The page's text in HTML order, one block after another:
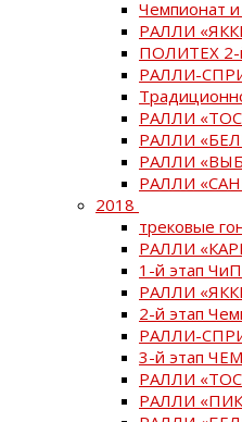
Чемпионат
РАЛЛИ
ПОЛИТЕХ 2-й
РАЛЛИ-
РАЛЛИ
РАЛЛИ
РАЛЛИ
РАЛЛИ
2018
трековые
РАЛЛИ
1-й этап
РАЛЛИ
2-й этап
РАЛЛИ-
3-й этап
РАЛЛИ
РАЛЛИ